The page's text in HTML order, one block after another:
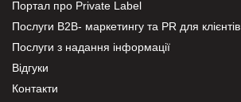
Портал про Private Label
Послуги В2В- маркетингу та PR для клієнтів
Послуги з надання інформації
Відгуки
Контакти